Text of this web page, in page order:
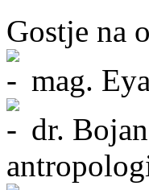
Gostje na
mag.
dr.